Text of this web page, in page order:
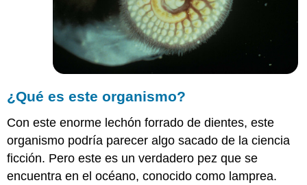
¿Qué es este organismo?
Con este enorme lechón forrado de dientes, este
organismo podría parecer algo sacado de la ciencia
ficción. Pero este es un verdadero pez que se
encuentra en el océano, conocido como lamprea.